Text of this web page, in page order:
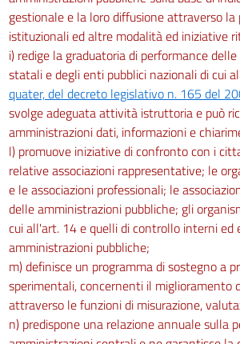
gestionale e la loro diffusione attraverso la
istituzionali ed altre modalità ed iniziative
i) redige la graduatoria di performance
statali e degli enti pubblici nazionali di cui
quater, del decreto legislativo n. 165 del
svolge adeguata attività istruttoria e può
amministrazioni dati, informazioni e
l) promuove iniziative di confronto con i
relative associazioni rappresentative; le
e le associazioni professionali; le
delle amministrazioni pubbliche; gli
cui all'art. 14 e quelli di controllo interni ed
amministrazioni pubbliche;
m) definisce un programma di sostegno a
sperimentali, concernenti il miglioramento
attraverso le funzioni di misurazione,
n) predispone una relazione annuale sulla